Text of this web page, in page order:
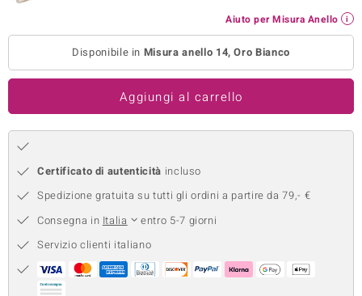
Collection
by de Melo
Classics
Aiuto per Misura Anello
Disponibile in Misura anello 14, Oro Bianco
Aggiungi al carrello
Certificato di autenticità incluso
Spedizione gratuita su tutti gli ordini a partire da 79,- €
Consegna in Italia
entro 5-7 giorni
Servizio clienti italiano